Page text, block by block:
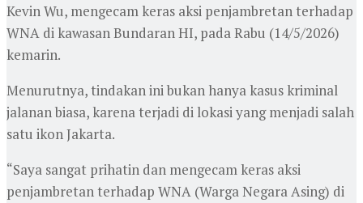
Kevin Wu, mengecam keras aksi penjambretan terhadap
WNA di kawasan Bundaran HI, pada Rabu (14/5/2026)
kemarin.
Menurutnya, tindakan ini bukan hanya kasus kriminal
jalanan biasa, karena terjadi di lokasi yang menjadi salah
satu ikon Jakarta.
“Saya sangat prihatin dan mengecam keras aksi
penjambretan terhadap WNA (Warga Negara Asing) di